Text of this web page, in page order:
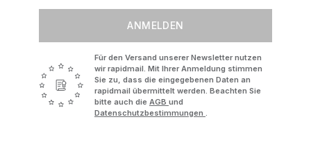
ANMELDEN
Für den Versand unserer Newsletter nutzen
wir rapidmail. Mit Ihrer Anmeldung stimmen
Sie zu, dass die eingegebenen Daten an
rapidmail übermittelt werden. Beachten Sie
bitte auch die AGB und
Datenschutzbestimmungen